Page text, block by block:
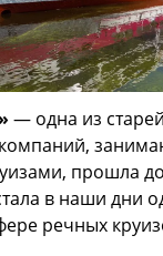
— одна из
прошла
в наши дни
речных